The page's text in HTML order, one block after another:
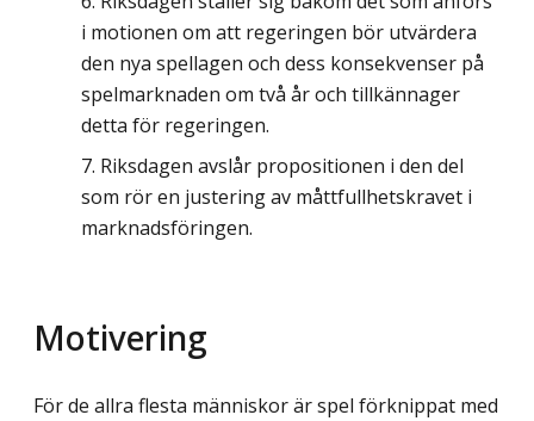
i motionen om att regeringen bör utvärdera
den nya spellagen och dess konsekvenser på
spelmarknaden om två år och tillkännager
detta för regeringen.
Riksdagen avslår propositionen i den del
som rör en justering av måttfullhetskravet i
marknadsföringen.
Motivering
För de allra flesta människor är spel förknippat med